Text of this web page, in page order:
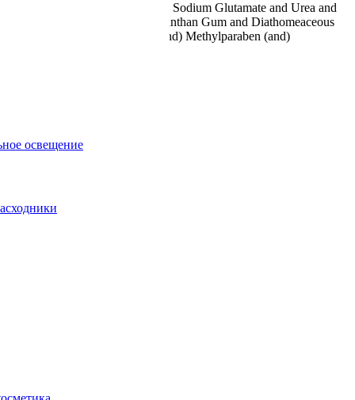
освещение
and Glucose and Sorbitol and Sodium Glutamate and Urea and
Extract and Lecithin and Xanthan Gum and Diathomeaceous
Parfum, Phenoxyethanol (and) Methylparaben (and)